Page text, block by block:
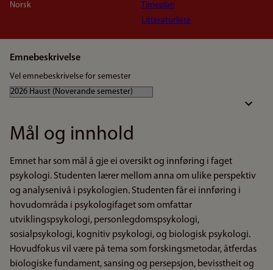
Norsk
Timeplan
Litteraturliste
Emnebeskrivelse
Vel emnebeskrivelse for semester
Mål og innhold
Emnet har som mål å gje ei oversikt og innføring i faget
psykologi. Studenten lærer mellom anna om ulike perspektiv
og analysenivå i psykologien. Studenten får ei innføring i
hovudområda i psykologifaget som omfattar
utviklingspsykologi, personlegdomspsykologi,
sosialpsykologi, kognitiv psykologi, og biologisk psykologi.
Hovudfokus vil være på tema som forskingsmetodar, åtferdas
biologiske fundament, sansing og persepsjon, bevisstheit og